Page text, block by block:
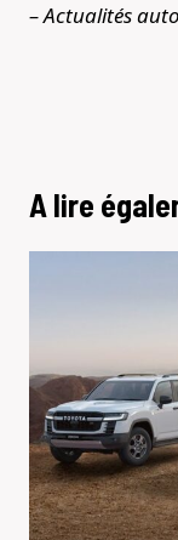
– Actualités
A lire